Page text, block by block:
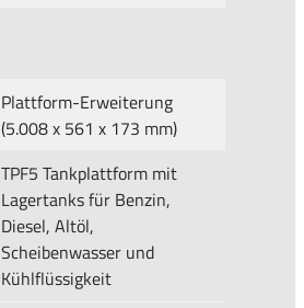
Plattform-Erweiterung
(5.008 x 561 x 173 mm)
TPF5 Tankplattform mit
Lagertanks für Benzin,
Diesel, Altöl,
Scheibenwasser und
Kühlflüssigkeit